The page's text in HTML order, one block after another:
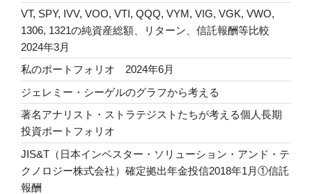
VT, SPY, IVV, VOO, VTI, QQQ, VYM, VIG, VGK, VWO,
1306, 1321の純資産総額、リターン、信託報酬等比較
2024年3月
私のポートフォリオ 2024年6月
ジェレミー・シーゲルのグラフから考える
著名アナリスト・ストラテジストたちが考える個人長期
投資ポートフォリオ
JIS&T（日本インベスター・ソリューション・アンド・テ
クノロジー株式会社）確定拠出年金投信2018年1月①信託
報酬